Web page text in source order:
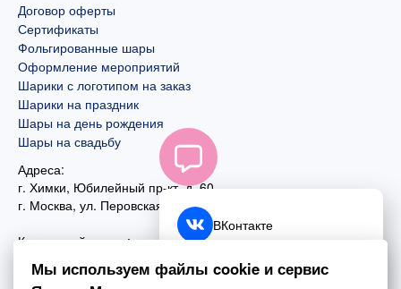
Договор оферты
Сертификаты
Фольгированные шары
Оформление мероприятий
Шарики с логотипом на заказ
Шарики на праздник
Шары на день рождения
Шары на свадьбу
Адреса:
г. Химки, Юбилейный пр-кт, д. 60
г. Москва, ул. Перовская, д. 59
Контактный номер:
+7 (495) 970-44-75
ВКонтакте
Telegram
Мы используем файлы cookie и сервис